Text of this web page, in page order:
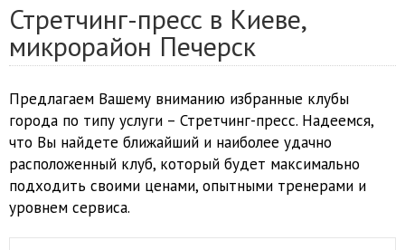
Стретчинг-пресс в Киеве,
микрорайон Печерск
Предлагаем Вашему вниманию избранные клубы
города по типу услуги – Стретчинг-пресс. Надеемся,
что Вы найдете ближайший и наиболее удачно
расположенный клуб, который будет максимально
подходить своими ценами, опытными тренерами и
уровнем сервиса.